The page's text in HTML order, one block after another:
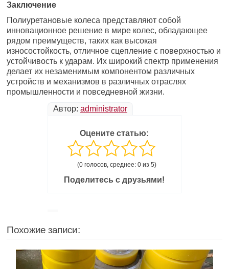
Заключение
Полиуретановые колеса представляют собой
инновационное решение в мире колес, обладающее
рядом преимуществ, таких как высокая
износостойкость, отличное сцепление с поверхностью и
устойчивость к ударам. Их широкий спектр применения
делает их незаменимым компонентом различных
устройств и механизмов в различных отраслях
промышленности и повседневной жизни.
Автор: administrator
Оцените статью:
(0 голосов, среднее: 0 из 5)
Поделитесь с друзьями!
Похожие записи: